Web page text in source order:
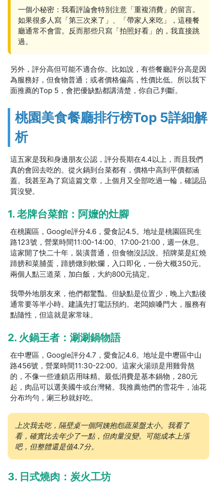
一個小秘密：我看評論會特別注意「重複消費」的留言。
如果很多人寫「第三次來了」、「帶家人來吃」，這種餐
廳通常不會雷。反而那些只寫「拍照好看」的，我直接跳
過。
另外，評分高但可能不適合你。比如說，有些餐廳評分高是因
為服務好，但食物普通；或者價格偏高，性價比低。所以我下
面推薦的Top 5，會把優缺點都講清楚，你自己判斷。
桃園美食餐廳排行榜Top 5詳細解
析
這五家是我和身邊朋友公認，評分長期在4.4以上，而且我們
真的會回去吃的。從火鍋到台菜都有，價格中高到平價都涵
蓋。我甚至為了寫這篇文章，上個月又全部吃過一輪，確認品
質沒變。
1. 老牌台菜館：阿嬤的灶腳
在桃園區，Google評分4.6，愛食記4.5。地址是桃園區民生
路123號，營業時間11:00-14:00、17:00-21:00，週一休息。
這家開了快二十年，裝潢普通，但食物沒話說。招牌菜是紅燒
蹄膀和菜脯蛋，蹄膀燉到軟爛，入口即化，一份大概350元。
兩個人點三道菜，加白飯，大約800元搞定。
我帶外地朋友來，他們都驚豔。但缺點是位置少，晚上六點後
通常要等半小時。建議先打電話預約。老闆娘嗓門大，服務有
點隨性，但這就是家常味。
2. 火鍋王者：涮涮鍋物語
在中壢區，Google評分4.7，愛食記4.6。地址是中壢區中山
路456號，營業時間11:30-22:00。這家火湯頭是用雞骨熬
的，不像一些連鎖店用味精。最低消費是基本鍋物，280元
起，肉品可以選美國牛或台灣豬。我推薦他們的雪花牛，油花
分布均勻，涮三秒就好吃。
上次我去吃，隔壁桌一個阿姨抱怨蔬菜盤太小。我看了
看，確實比去年少了一點，但肉量沒變。可能成本上漲
吧，但整體還是值4.7分。
3. 日式燒肉：炭火工坊